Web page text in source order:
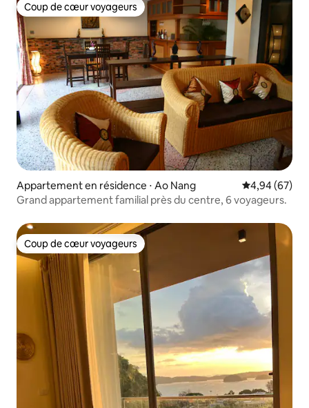
Coup de cœur voyageurs
Coup de cœur voyageurs
Appartement en résidence ⋅ Ao Nang Évaluation
4,94 (67)
Grand appartement familial près du centre, 6 voyageurs.
Coup de cœur voyageurs
Coup de cœur voyageurs